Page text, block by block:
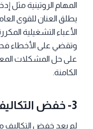
المهام الروتينية مثل
يطلق العنان للقوى
الأعباء التشغيلية
وتقضي على الأخطاء
على حل المشكلات
الكامنة.
3- خفض التكاليف ومضاعفة الأرباح
لم يعد خفض التكاليف